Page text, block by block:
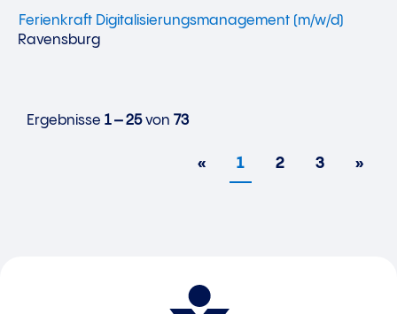
Ferienkraft Digitalisierungsmanagement (m/w/d)
Ravensburg
Ergebnisse 1 – 25von 73
« 1 2 3 »